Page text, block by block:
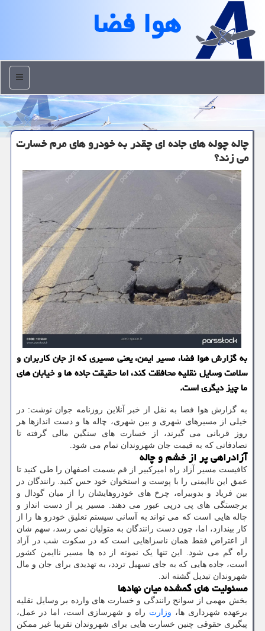
هوا فضا
منو
چاله چوله های جاده ای چقدر به خودرو های مرم خسارت
می زند؟
به گزارش هوا فضا، مسیر ایمن، یعنی مسیری که از جان کاربران و
سلامت وسایل نقلیه محافظت کند، اما حقیقت جاده ها و خیابان های
ما چیز دیگری است.
به گزارش هوا فضا به نقل از خبر آنلاین روزنامه جوان نوشت: در
خیلی از مسیرهای شهری و بین شهری، چاله ها و دست اندازها هر
روز قربانی می گیرند، از خسارت های سنگین مالی گرفته تا
تصادفاتی که به قیمت جان شهروندان تمام می شود.
آزادراهی پر از خشم و چاله
کافیست مسیر آزاد راه امیرکبیر از قم بسمت اصفهان را طی کنید تا
عمق این ناایمنی را با پوست و استخوان خود حس کنید. رانندگان در
بین فریاد و بدوبیراه، چرخ های خودروهایشان را از میان گودال و
برجستگی های پی درپی عبور می دهند. مسیر پر از دست انداز و
چاله هایی است که می تواند به آسانی سیستم تعلیق خودرو ها را از
کار بیندازد، اما، چون دست رانندگان به متولیان نمی رسد، سهم شان
از اعتراض فقط همان ناسزاهایی است که در سکوت شب در آزاد
راه گم می شود. این تنها یک نمونه از ده ها مسیر ناایمن کشور
است، جاده هایی که به جای تسهیل تردد، به تهدیدی برای جان و مال
شهروندان تبدیل گشته اند.
مسئولیت های گمشده میان نهادها
بخش مهمی از سوانح رانندگی و خسارت های وارده بر وسایل نقلیه
برعهده شهرداری ها، وزارت راه و شهرسازی است، اما در عمل،
پیگیری حقوقی چنین خسارت هایی برای شهروندان تقریبا غیر ممکن